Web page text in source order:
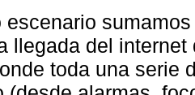
escenario
llegada del
toda una serie